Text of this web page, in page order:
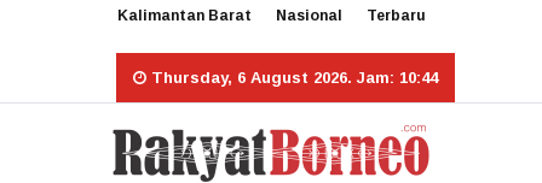
Kalimantan Barat Nasional Terbaru
Thursday, 6 August 2026. Jam: 10:44